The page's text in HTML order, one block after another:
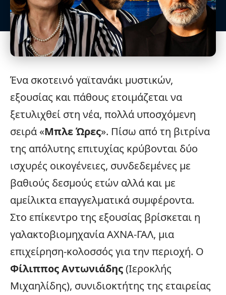
Ένα σκοτεινό γαϊτανάκι μυστικών,
εξουσίας και πάθους ετοιμάζεται να
ξετυλιχθεί στη νέα, πολλά υποσχόμενη
σειρά «Μπλε Ώρες». Πίσω από τη βιτρίνα
της απόλυτης επιτυχίας κρύβονται δύο
ισχυρές οικογένειες, συνδεδεμένες με
βαθιούς δεσμούς ετών αλλά και με
αμείλικτα επαγγελματικά συμφέροντα.
Στο επίκεντρο της εξουσίας βρίσκεται η
γαλακτοβιομηχανία ΑΧΝΑ-ΓΑΛ, μια
επιχείρηση-κολοσσός για την περιοχή. Ο
Φίλιππος Αντωνιάδης(Ιεροκλής
Μιχαηλίδης), συνιδιοκτήτης της εταιρείας